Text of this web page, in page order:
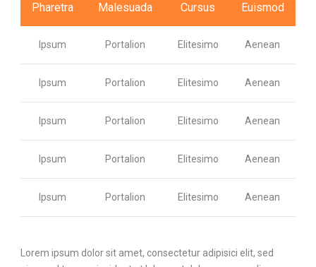
Pharetra Malesuada Cursus Euismod
Ipsum Portalion Elitesimo Aenean
Ipsum Portalion Elitesimo Aenean
Ipsum Portalion Elitesimo Aenean
Ipsum Portalion Elitesimo Aenean
Ipsum Portalion Elitesimo Aenean
Lorem ipsum dolor sit amet, consectetur adipisici elit, sed